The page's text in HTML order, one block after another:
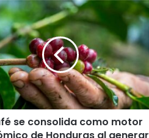
se consolida como motor